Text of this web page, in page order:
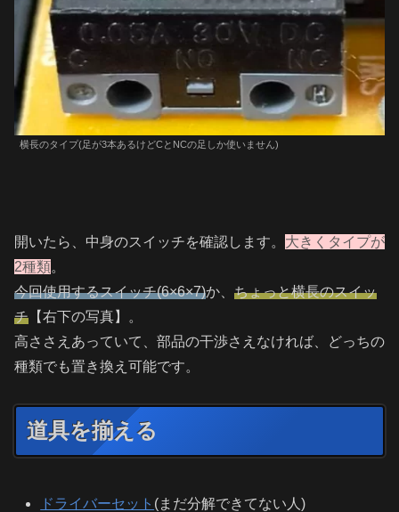
横長のタイプ(足が3本あるけどCとNCの足しか使いません)
開いたら、中身のスイッチを確認します。 大きくタイプが
2種類。
今回使用するスイッチ(6×6×7)か、 ちょっと横長のスイッ
チ 【右下の写真】。
高ささえあっていて、部品の干渉さえなければ、どっちの
種類でも置き換え可能です。
道具を揃える
ドライバーセット (まだ分解できてない人)